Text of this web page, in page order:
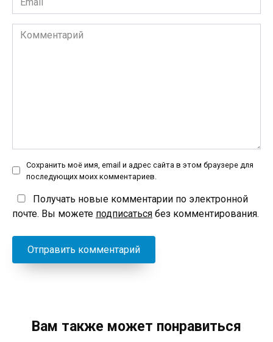
*
Комментарий
Сохранить моё имя, email и адрес сайта в этом браузере для
последующих моих комментариев.
Получать новые комментарии по электронной
почте. Вы можете подписаться без комментирования.
Вам также может понравиться